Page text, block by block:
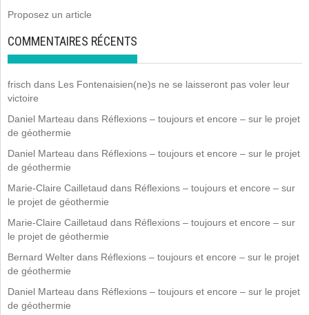
Proposez un article
COMMENTAIRES RÉCENTS
frisch dans Les Fontenaisien(ne)s ne se laisseront pas voler leur
victoire
Daniel Marteau dans Réflexions – toujours et encore – sur le projet
de géothermie
Daniel Marteau dans Réflexions – toujours et encore – sur le projet
de géothermie
Marie-Claire Cailletaud dans Réflexions – toujours et encore – sur
le projet de géothermie
Marie-Claire Cailletaud dans Réflexions – toujours et encore – sur
le projet de géothermie
Bernard Welter dans Réflexions – toujours et encore – sur le projet
de géothermie
Daniel Marteau dans Réflexions – toujours et encore – sur le projet
de géothermie